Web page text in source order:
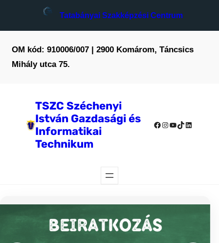
Tatabányai Szakképzési Centrum
OM kód: 910006/007 | 2900 Komárom, Táncsics
Mihály utca 75.
TSZC Széchenyi
István Gazdasági és
Informatikai
Technikum
Facebook
Instagram
YouTube
TikTok
LinkedIn